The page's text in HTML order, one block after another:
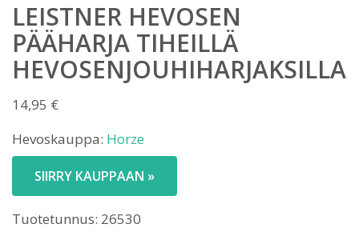
LEISTNER HEVOSEN
PÄÄHARJA TIHEILLÄ
HEVOSENJOUHIHARJAKSILLA
14,95 €
Hevoskauppa: Horze
SIIRRY KAUPPAAN »
Tuotetunnus: 26530